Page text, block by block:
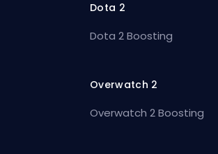
Dota 2
Dota 2 Boosting
Overwatch 2
Overwatch 2 Boosting